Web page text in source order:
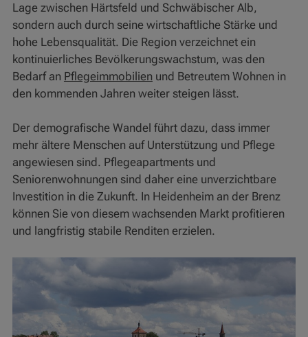
Lage zwischen Härtsfeld und Schwäbischer Alb,
sondern auch durch seine wirtschaftliche Stärke und
hohe Lebensqualität. Die Region verzeichnet ein
kontinuierliches Bevölkerungswachstum, was den
Bedarf an Pflegeimmobilien und Betreutem Wohnen in
den kommenden Jahren weiter steigen lässt.
Der demografische Wandel führt dazu, dass immer
mehr ältere Menschen auf Unterstützung und Pflege
angewiesen sind. Pflegeapartments und
Seniorenwohnungen sind daher eine unverzichtbare
Investition in die Zukunft. In Heidenheim an der Brenz
können Sie von diesem wachsenden Markt profitieren
und langfristig stabile Renditen erzielen.